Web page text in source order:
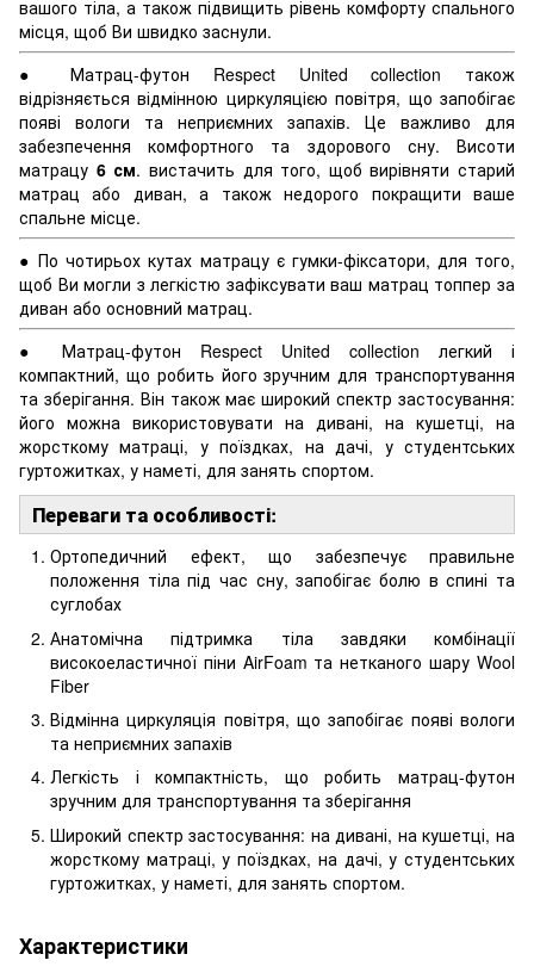
вашого тіла, а також підвищить рівень комфорту спального
місця, щоб Ви швидко заснули.
●Матрац-футон Respect United collection також
відрізняється відмінною циркуляцією повітря, що запобігає
появі вологи та неприємних запахів. Це важливо для
забезпечення комфортного та здорового сну.Висоти
матрацу 6см. вистачить для того, щоб вирівняти старий
матрац або диван, а також недорого покращити ваше
спальне місце.
●По чотирьох кутах матрацу є гумки-фіксатори, для того,
щоб Ви могли з легкістю зафіксувати ваш матрац топпер за
диван або основний матрац.
● Матрац-футон Respect United collection легкий і
компактний, що робить його зручним для транспортування
та зберігання. Він також має широкий спектр застосування:
його можна використовувати на дивані, на кушетці, на
жорсткому матраці, у поїздках, на дачі, у студентських
гуртожитках, у наметі, для занять спортом.
Переваги та особливості:
Ортопедичний ефект, що забезпечує правильне
положення тіла під час сну, запобігає болю в спині та
суглобах
Анатомічна підтримка тіла завдяки комбінації
високоеластичної піни AirFoam та нетканого шару Wool
Fiber
Відмінна циркуляція повітря, що запобігає появі вологи
та неприємних запахів
Легкість і компактність, що робить матрац-футон
зручним для транспортування та зберігання
Широкий спектр застосування: на дивані, на кушетці, на
жорсткому матраці, у поїздках, на дачі, у студентських
гуртожитках, у наметі, для занять спортом.
Характеристики